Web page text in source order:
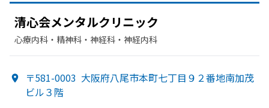
清心会メンタルクリニック
心療内科・​精神科・神経科・​神経内科
〒581-0003 大阪府八尾市本町七丁目９２番地南加茂
ビル３階